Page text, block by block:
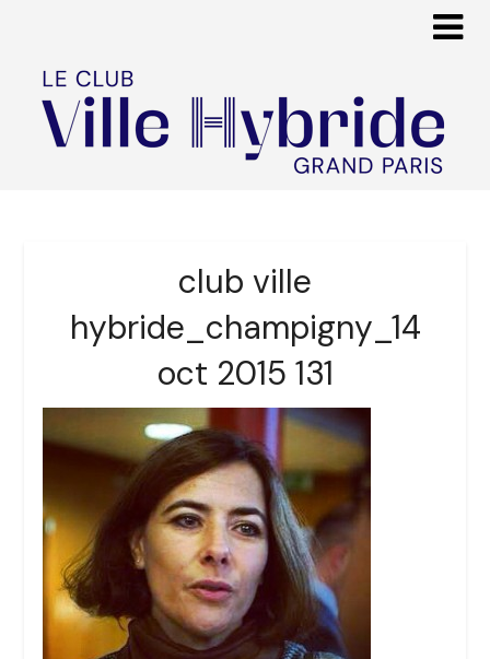
club ville
hybride_champigny_14
oct 2015 131